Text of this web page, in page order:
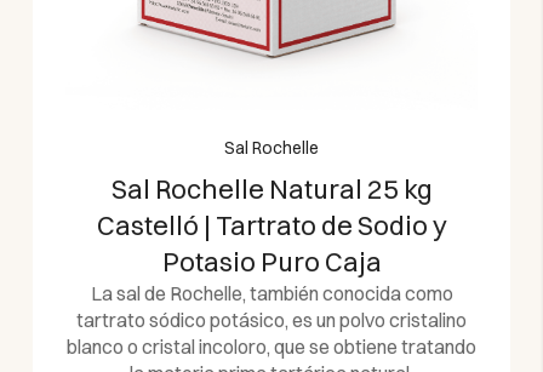
Sal Rochelle
Sal Rochelle Natural 25 kg
Castelló | Tartrato de Sodio y
Potasio Puro Caja
La sal de Rochelle, también conocida como
tartrato sódico potásico, es un polvo cristalino
blanco o cristal incoloro, que se obtiene tratando